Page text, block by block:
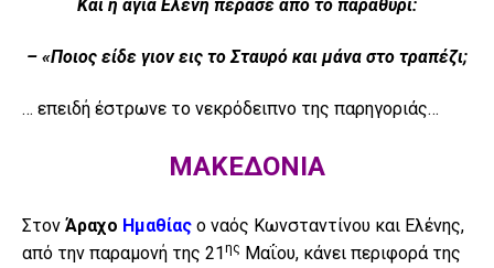
Και η αγιά Ελένη πέρασε από το παραθύρι:
– «Ποιος είδε γιον εις το Σταυρό και μάνα στο τραπέζι;
… επειδή έστρωνε το νεκρόδειπνο της παρηγοριάς…
ΜΑΚΕΔΟΝΙΑ
Στον Άραχο Ημαθίας ο ναός Κωνσταντίνου και Ελένης,
από την παραμονή της 21ης Μαΐου, κάνει περιφορά της